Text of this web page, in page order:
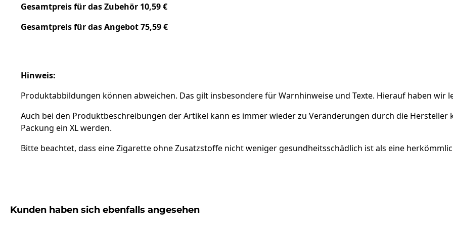
Gesamtpreis für das Zubehör 10,59 €
Gesamtpreis für das Angebot 75,59 €
Hinweis:
Produktabbildungen können abweichen. Das gilt insbesondere für Warnhinweise und Texte. Hierauf haben wir
Auch bei den Produktbeschreibungen der Artikel kann es immer wieder zu Veränderungen durch die Hersteller
Packung ein XL werden.
Bitte beachtet, dass eine Zigarette ohne Zusatzstoffe nicht weniger gesundheitsschädlich ist als eine
Produktgalerie überspringen
Kunden haben sich ebenfalls angesehen